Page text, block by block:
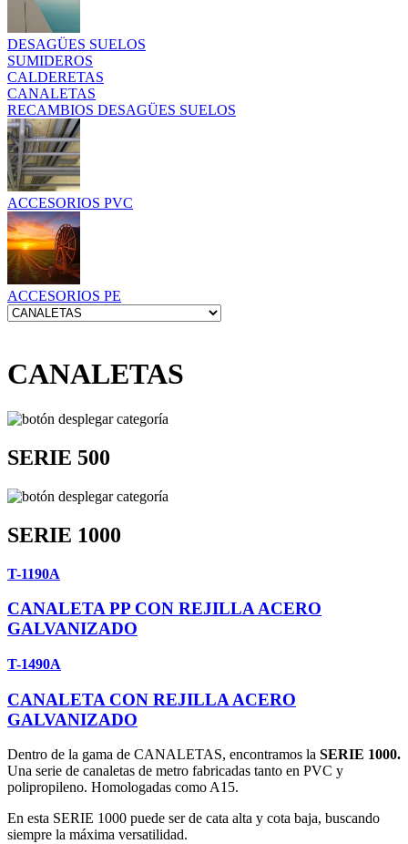
DESAGÜES SUELOS
SUMIDEROS
CALDERETAS
CANALETAS
RECAMBIOS DESAGÜES SUELOS
ACCESORIOS PVC
ACCESORIOS PE
CANALETAS
SERIE 500
SERIE 1000
T-1190A
CANALETA PP CON REJILLA ACERO
GALVANIZADO
T-1490A
CANALETA CON REJILLA ACERO
GALVANIZADO
Dentro de la gama de CANALETAS, encontramos la SERIE 1000.
Una serie de canaletas de metro fabricadas tanto en PVC y
polipropileno. Homologadas como A15.
En esta SERIE 1000 puede ser de cata alta y cota baja, buscando
siempre la máxima versatilidad.